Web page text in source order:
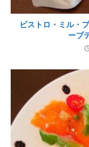
ビストロ・ミル・
ーブ